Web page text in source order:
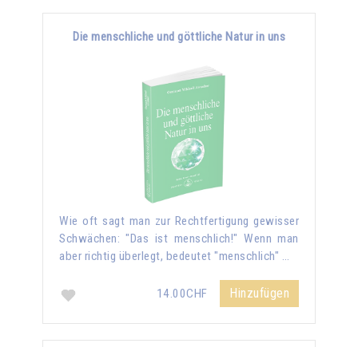
Die menschliche und göttliche Natur in uns
Wie oft sagt man zur Rechtfertigung gewisser
Schwächen: "Das ist menschlich!" Wenn man
aber richtig überlegt, bedeutet "menschlich" …
14.00CHF Hinzufügen